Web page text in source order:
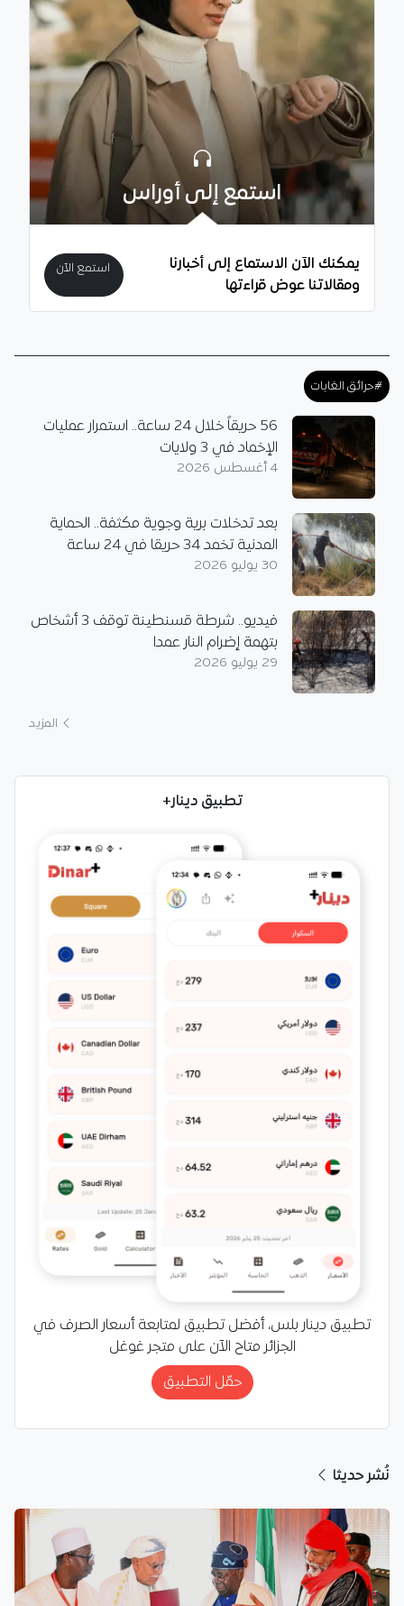
استمع إلى أوراس
يمكنك الآن الاستماع إلى أخبارنا
ومقالاتنا عوض قراءتها
استمع الآن
#حرائق الغابات
56 حريقاً خلال 24 ساعة.. استمرار عمليات
الإخماد في 3 ولايات
4 أغسطس 2026
بعد تدخلات برية وجوية مكثفة.. الحماية
المدنية تخمد 34 حريقا في 24 ساعة
30 يوليو 2026
فيديو.. شرطة قسنطينة توقف 3 أشخاص
بتهمة إضرام النار عمدا
29 يوليو 2026
المزيد
تطبيق دينار+
تطبيق دينار بلس، أفضل تطبيق لمتابعة أسعار الصرف في
الجزائر متاح الآن على متجر غوغل
حمّل التطبيق
نُشر حديثا